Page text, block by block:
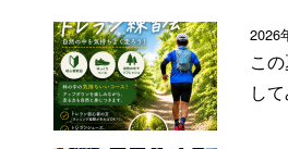
2026
こ
し